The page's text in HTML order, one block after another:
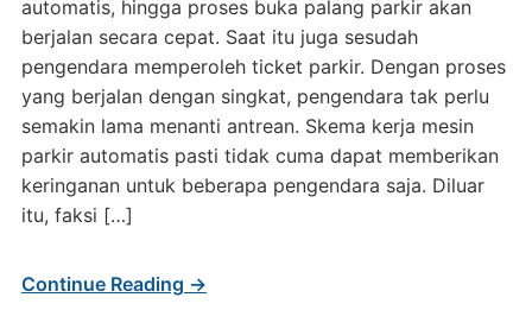
automatis, hingga proses buka palang parkir akan
berjalan secara cepat. Saat itu juga sesudah
pengendara memperoleh ticket parkir. Dengan proses
yang berjalan dengan singkat, pengendara tak perlu
semakin lama menanti antrean. Skema kerja mesin
parkir automatis pasti tidak cuma dapat memberikan
keringanan untuk beberapa pengendara saja. Diluar
itu, faksi […]
Continue Reading →